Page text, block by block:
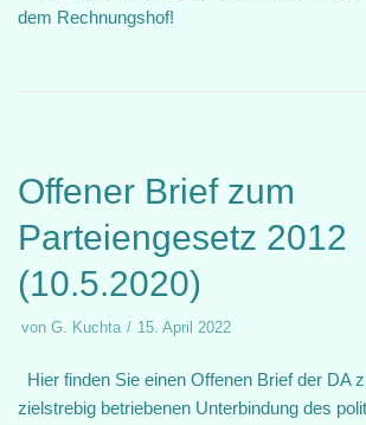
dem Rechnungshof!
Offener Brief zum
Parteiengesetz 2012
(10.5.2020)
von G. Kuchta 15. April 2022
Hier finden Sie einen Offenen Brief der DA
zielstrebig betriebenen Unterbindung des